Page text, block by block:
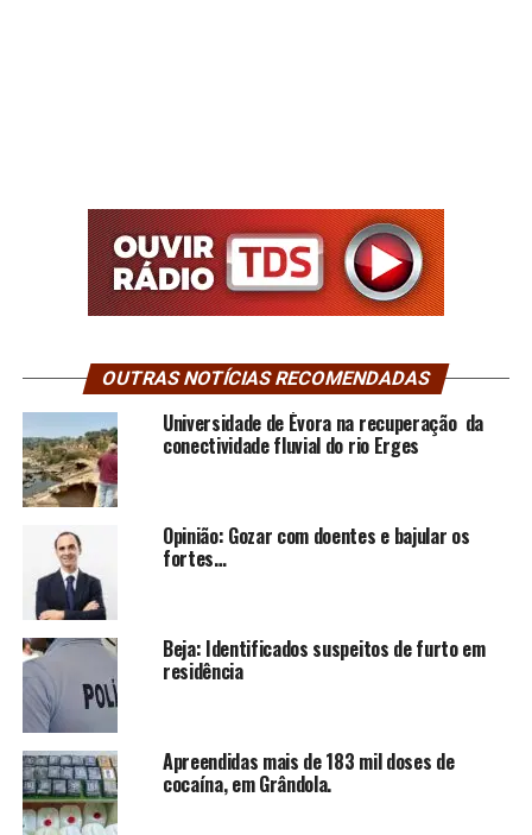
OUTRAS NOTÍCIAS RECOMENDADAS
Universidade de Évora na recuperação da
conectividade fluvial do rio Erges
Opinião: Gozar com doentes e bajular os
fortes…
Beja: Identificados suspeitos de furto em
residência
Apreendidas mais de 183 mil doses de
cocaína, em Grândola.